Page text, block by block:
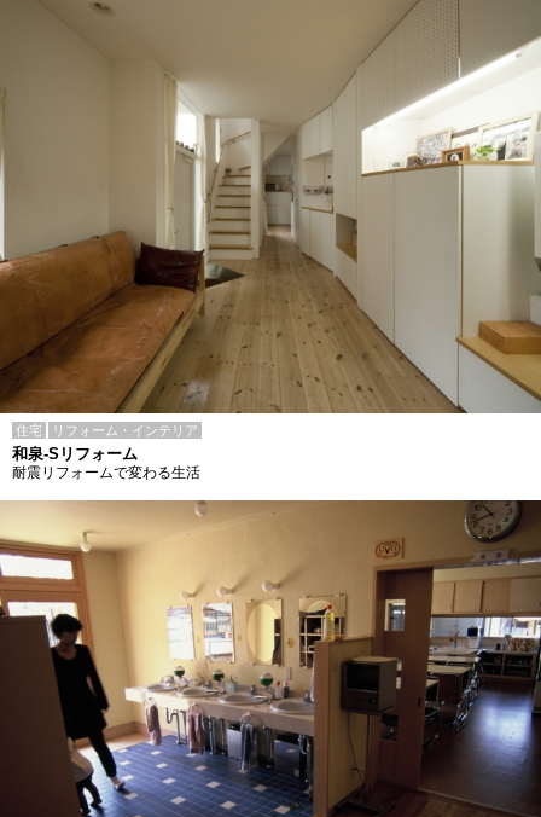
住宅 リフォーム・インテリア
和泉-Sリフォーム
耐震リフォームで変わる生活